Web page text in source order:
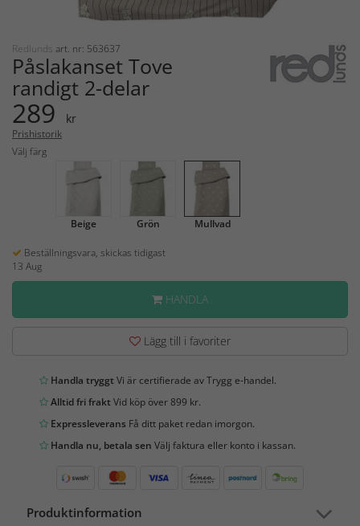
Redlunds art. nr: 563637
Påslakanset Tove
randigt 2-delar
289 kr
Prishistorik
Välj färg
Beige Grön Mullvad
Beställningsvara, skickas tidigast
13 Aug
HANDLA
Lägg till i favoriter
Handla tryggtVi är certifierade av Trygg e-handel.
Alltid fri fraktVid köp över 899 kr.
Expressleverans Få ditt paket redan imorgon.
Handla nu, betala sen Välj faktura eller konto i kassan.
Produktinformation